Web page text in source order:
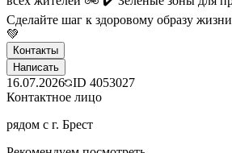
Сделайте шаг к здоровому образу
💚
Контакты
Написать
16.07.2026 ID 4053027
Контактное лицо
рядом с г. Брест